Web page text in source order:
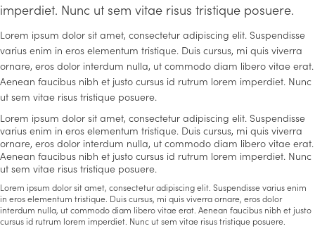
imperdiet. Nunc ut sem vitae risus tristique posuere.
Lorem ipsum dolor sit amet, consectetur adipiscing elit. Suspendisse
varius enim in eros elementum tristique. Duis cursus, mi quis viverra
ornare, eros dolor interdum nulla, ut commodo diam libero vitae erat.
Aenean faucibus nibh et justo cursus id rutrum lorem imperdiet. Nunc
ut sem vitae risus tristique posuere.
Lorem ipsum dolor sit amet, consectetur adipiscing elit. Suspendisse
varius enim in eros elementum tristique. Duis cursus, mi quis viverra
ornare, eros dolor interdum nulla, ut commodo diam libero vitae erat.
Aenean faucibus nibh et justo cursus id rutrum lorem imperdiet. Nunc
ut sem vitae risus tristique posuere.
Lorem ipsum dolor sit amet, consectetur adipiscing elit. Suspendisse varius enim
in eros elementum tristique. Duis cursus, mi quis viverra ornare, eros dolor
interdum nulla, ut commodo diam libero vitae erat. Aenean faucibus nibh et justo
cursus id rutrum lorem imperdiet. Nunc ut sem vitae risus tristique posuere.